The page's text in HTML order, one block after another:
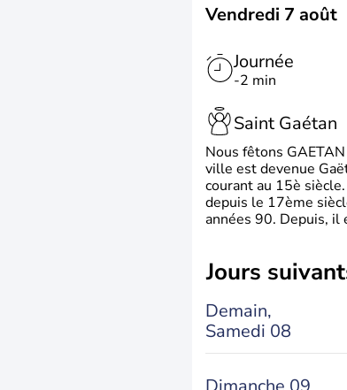
Vendredi 7 août
Journée
-2 min
Saint Gaétan
Nous fêtons
ville est devenue
courant au 15è
depuis le 17ème
années 90. Depuis,
jours
Demain,
Samedi 08